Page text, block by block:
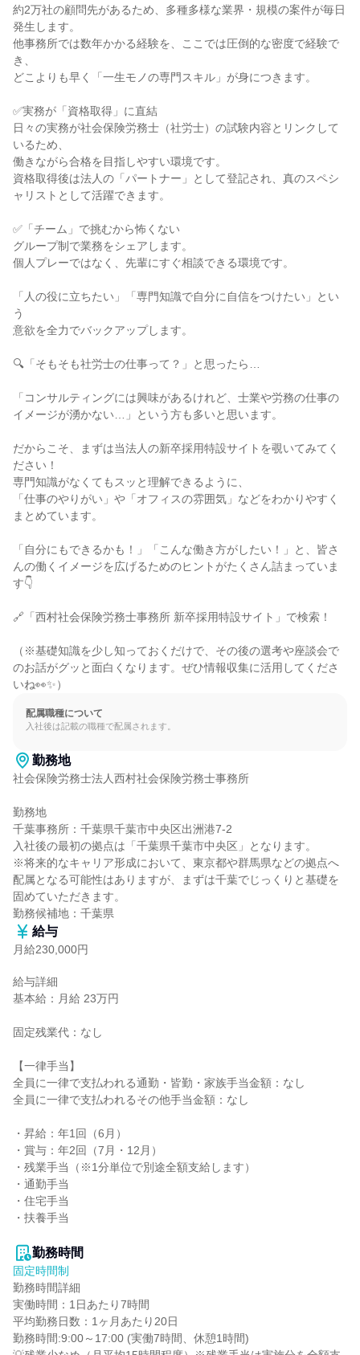
約2万社の顧問先があるため、多種多様な業界・規模の案件が毎日
発生します。
他事務所では数年かかる経験を、ここでは圧倒的な密度で経験で
き、
どこよりも早く「一生モノの専門スキル」が身につきます。
✅実務が「資格取得」に直結
日々の実務が社会保険労務士（社労士）の試験内容とリンクして
いるため、
働きながら合格を目指しやすい環境です。
資格取得後は法人の「パートナー」として登記され、真のスペシ
ャリストとして活躍できます。
✅「チーム」で挑むから怖くない
グループ制で業務をシェアします。
個人プレーではなく、先輩にすぐ相談できる環境です。
「人の役に立ちたい」「専門知識で自分に自信をつけたい」とい
う
意欲を全力でバックアップします。
🔍「そもそも社労士の仕事って？」と思ったら…
「コンサルティングには興味があるけれど、士業や労務の仕事の
イメージが湧かない…」という方も多いと思います。
だからこそ、まずは当法人の新卒採用特設サイトを覗いてみてく
ださい！
専門知識がなくてもスッと理解できるように、
「仕事のやりがい」や「オフィスの雰囲気」などをわかりやすく
まとめています。
「自分にもできるかも！」「こんな働き方がしたい！」と、皆さ
んの働くイメージを広げるためのヒントがたくさん詰まっていま
す👇
🔗「西村社会保険労務士事務所 新卒採用特設サイト」で検索！
（※基礎知識を少し知っておくだけで、その後の選考や座談会で
のお話がグッと面白くなります。ぜひ情報収集に活用してくださ
いね👀✨）
配属職種について
入社後は記載の職種で配属されます。
勤務地
社会保険労務士法人西村社会保険労務士事務所
勤務地
千葉事務所：千葉県千葉市中央区出洲港7-2
入社後の最初の拠点は「千葉県千葉市中央区」となります。
※将来的なキャリア形成において、東京都や群馬県などの拠点へ
配属となる可能性はありますが、まずは千葉でじっくりと基礎を
固めていただきます。
勤務候補地：千葉県
給与
月給230,000円
給与詳細
基本給：月給 23万円
固定残業代：なし
【一律手当】
全員に一律で支払われる通勤・皆勤・家族手当金額：なし
全員に一律で支払われるその他手当金額：なし
・昇給：年1回（6月）
・賞与：年2回（7月・12月）
・残業手当（※1分単位で別途全額支給します）
・通勤手当
・住宅手当
・扶養手当
勤務時間
固定時間制
勤務時間詳細
実働時間：1日あたり7時間
平均勤務日数：1ヶ月あたり20日
勤務時間:9:00～17:00 (実働7時間、休憩1時間)